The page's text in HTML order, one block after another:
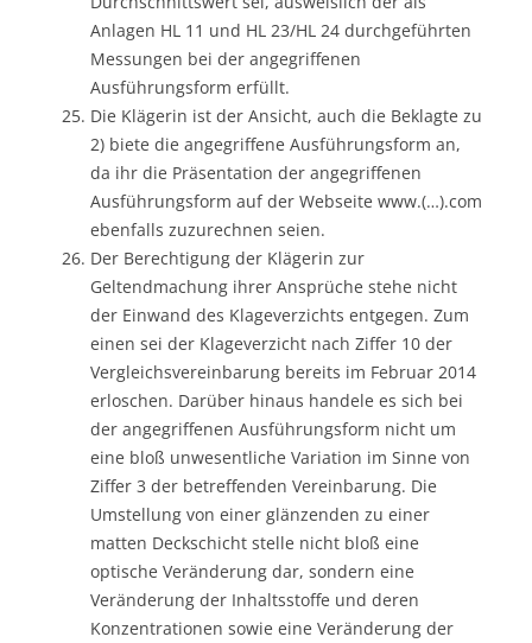
Anlagen HL 11 und HL 23/HL 24 durchgeführten
Messungen bei der angegriffenen
Ausführungsform erfüllt.
Die Klägerin ist der Ansicht, auch die Beklagte zu
2) biete die angegriffene Ausführungsform an,
da ihr die Präsentation der angegriffenen
Ausführungsform auf der Webseite www.(…).com
ebenfalls zuzurechnen seien.
Der Berechtigung der Klägerin zur
Geltendmachung ihrer Ansprüche stehe nicht
der Einwand des Klageverzichts entgegen. Zum
einen sei der Klageverzicht nach Ziffer 10 der
Vergleichsvereinbarung bereits im Februar 2014
erloschen. Darüber hinaus handele es sich bei
der angegriffenen Ausführungsform nicht um
eine bloß unwesentliche Variation im Sinne von
Ziffer 3 der betreffenden Vereinbarung. Die
Umstellung von einer glänzenden zu einer
matten Deckschicht stelle nicht bloß eine
optische Veränderung dar, sondern eine
Veränderung der Inhaltsstoffe und deren
Konzentrationen sowie eine Veränderung der